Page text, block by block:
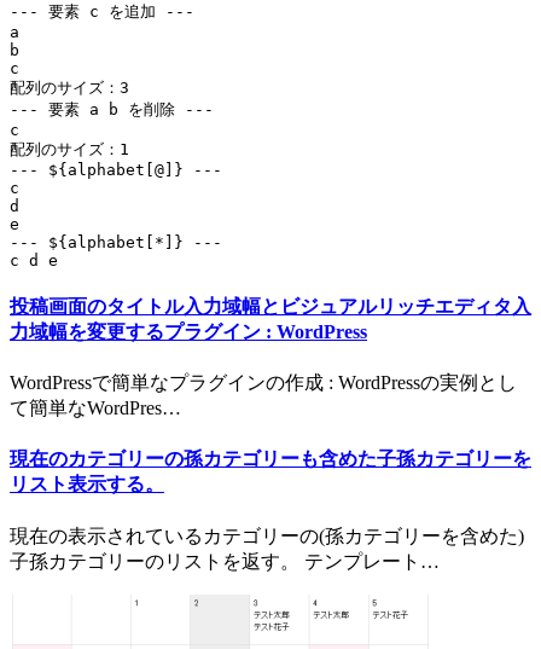
--- 要素 c を追加 ---
a
b
c
配列のサイズ：3
--- 要素 a b を削除 ---
c
配列のサイズ：1
--- ${alphabet[@]} ---
c
d
e
--- ${alphabet[*]} ---
投稿画面のタイトル入力域幅とビジュアルリッチエディタ入
力域幅を変更するプラグイン : WordPress
WordPressで簡単なプラグインの作成 : WordPressの実例とし
て簡単なWordPres…
現在のカテゴリーの孫カテゴリーも含めた子孫カテゴリーを
リスト表示する。
現在の表示されているカテゴリーの(孫カテゴリーを含めた)
子孫カテゴリーのリストを返す。 テンプレート…